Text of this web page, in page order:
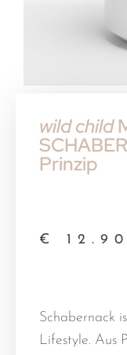
wild child
Prinzip
€ 12.90
Schabernack
Lifestyle. Aus